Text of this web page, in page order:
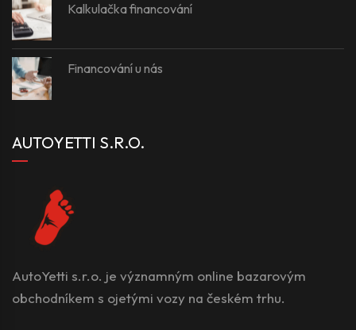
Kalkulačka financování
Financování u nás
AUTOYETTI S.R.O.
AutoYetti s.r.o. je významným online bazarovým
obchodníkem s ojetými vozy na českém trhu.